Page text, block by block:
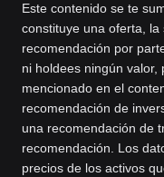
Este contenido se te
constituye una oferta,
recomendación por
ni holdees ningún
mencionado en el
recomendación de
una recomendación de
recomendación. Los
precios de los activos